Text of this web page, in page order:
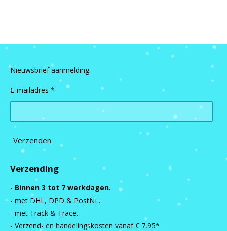
Nieuwsbrief aanmelding:
E-mailadres *
Verzenden
Verzending
- Binnen 3 tot 7 werkdagen.
- met DHL, DPD & PostNL.
- met Track & Trace.
- Verzend- en handelingskosten vanaf € 7,95*